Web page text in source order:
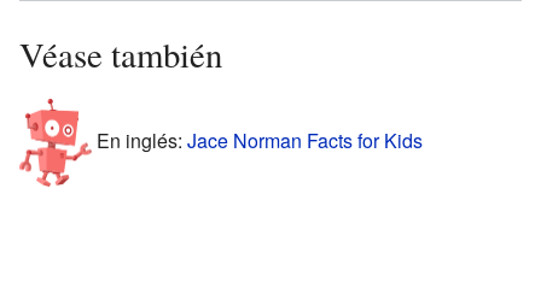
Véase también
En inglés: Jace Norman Facts for Kids